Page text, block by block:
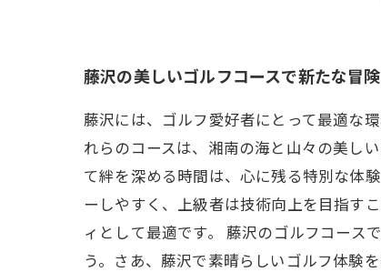
藤沢の美しいゴルフコースで新たな冒
藤沢には、ゴルフ愛好者にとって最適な
れらのコースは、湘南の海と山々の美し
て絆を深める時間は、心に残る特別な体
ーしやすく、上級者は技術向上を目指す
ィとして最適です。 藤沢のゴルフコース
う。さあ、藤沢で素晴らしいゴルフ体験